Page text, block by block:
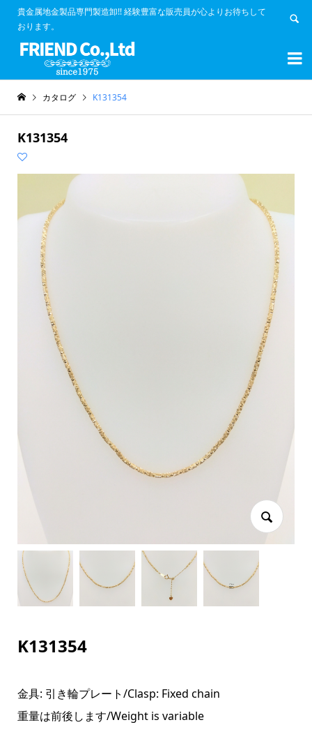
貴金属地金製品専門製造卸!! 経験豊富な販売員が心よりお待ちして
おります。


カタログ K131354
K131354
K131354
金具: 引き輪プレート/Clasp: Fixed chain
重量は前後します/Weight is variable